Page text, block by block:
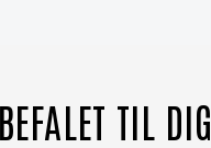
TIL DIG